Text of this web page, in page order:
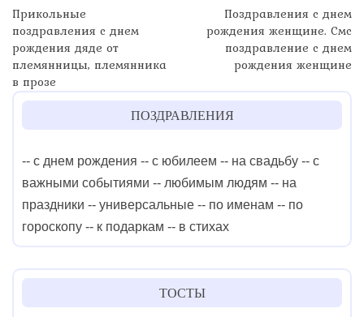
Прикольные
поздравления с днем
рождения дяде от
племянницы, племянника
в прозе
Поздравления с днем
рождения женщине. Смс
поздравление с днем
рождения женщине
ПОЗДРАВЛЕНИЯ
-- с днем рождения -- с юбилеем -- на свадьбу -- с
важными событиями -- любимым людям -- на
праздники -- универсальные -- по именам -- по
гороскопу -- к подаркам -- в стихах
ТОСТЫ